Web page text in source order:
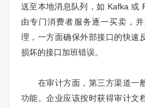
送至本地消息队列，如 Kafka 或
由专门消费者服务逐一买卖，
理，一方面确保外部接口的快速
损坏的接口加班错误。
在审计方面，第三方渠道一
功能。企业应该按时获得审计文